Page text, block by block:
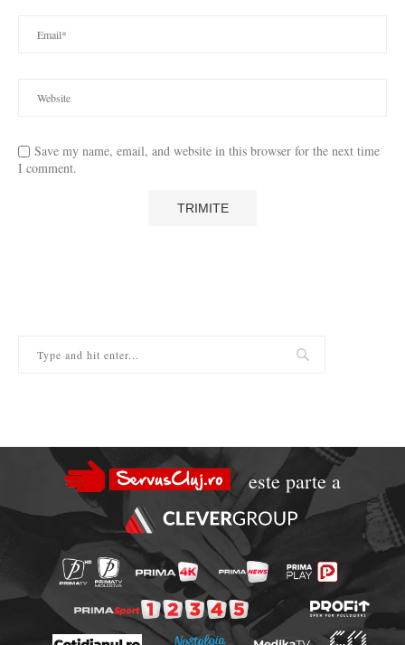
Save my name, email, and website in this browser for the next time
I comment.
este parte a